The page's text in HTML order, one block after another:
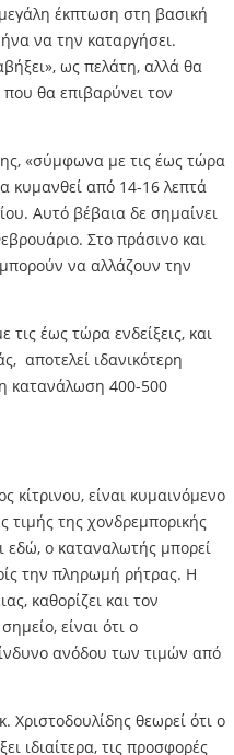
έκπτωση στη βασική
να την καταργήσει.
ως πελάτη, αλλά θα
θα επιβαρύνει τον
«σύμφωνα με τις έως τώρα
κυμανθεί από 14-16 λεπτά
Αυτό βέβαια δε σημαίνει
Στο πράσινο και
μπορούν να αλλάζουν την
έως τώρα ενδείξεις, και
αποτελεί ιδανικότερη
κατανάλωση 400-500
κίτρινου, είναι κυμαινόμενο
τιμής της χονδρεμπορικής
εδώ, ο καταναλωτής μπορεί
την πληρωμή ρήτρας. Η
καθορίζει και τον
είναι ότι ο
ανόδου των τιμών από
Χριστοδουλίδης θεωρεί ότι ο
ιδιαίτερα, τις προσφορές